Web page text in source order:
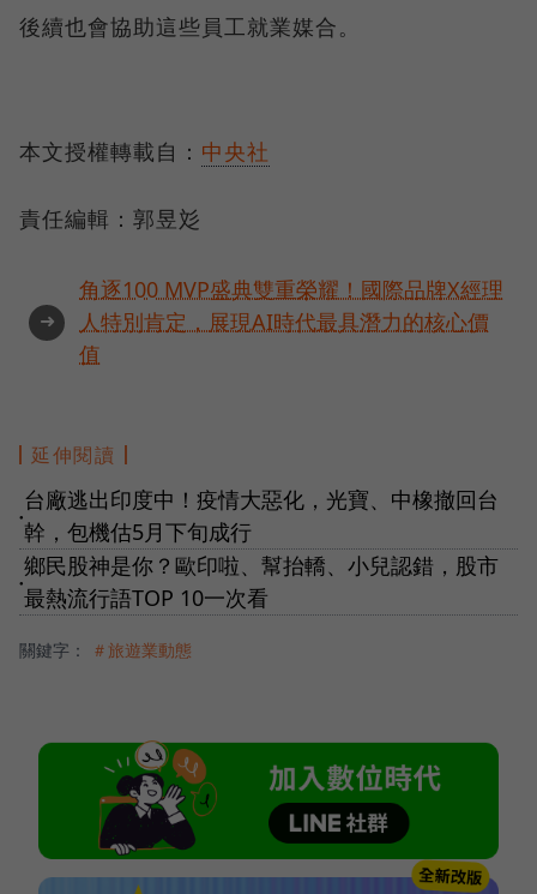
後續也會協助這些員工就業媒合。
本文授權轉載自： 中央社
責任編輯：郭昱彣
➜
角逐100 MVP盛典雙重榮耀！國際品牌X經理
人特別肯定，展現AI時代最具潛力的核心價
值
延伸閱讀
●
台廠逃出印度中！疫情大惡化，光寶、中橡撤回台
幹，包機估5月下旬成行
●
鄉民股神是你？歐印啦、幫抬轎、小兒認錯，股市
最熱流行語TOP 10一次看
關鍵字： ＃旅遊業動態